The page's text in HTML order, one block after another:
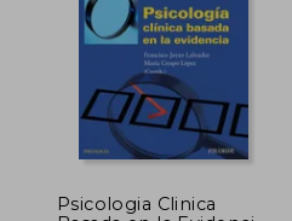
Psicologia Clinica